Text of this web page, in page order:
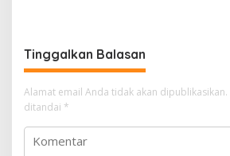
s
i
p
o
s
Tinggalkan Balasan
Alamat email Anda tidak akan dipublikasikan.
ditandai *